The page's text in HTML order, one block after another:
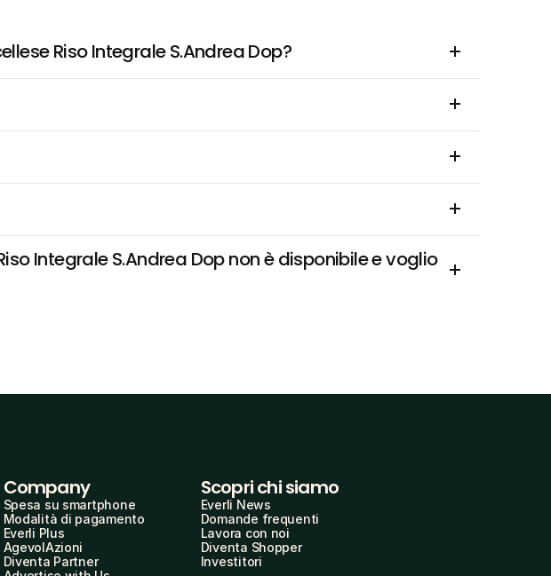
Riso Integrale S.Andrea Dop?
Integrale S.Andrea Dop non è disponibile e voglio
Company
Spesa su smartphone
Modalità di pagamento
Everli Plus
AgevolAzioni
Diventa Partner
Scopri chi siamo
Everli News
Domande frequenti
Lavora con noi
Diventa Shopper
Investitori